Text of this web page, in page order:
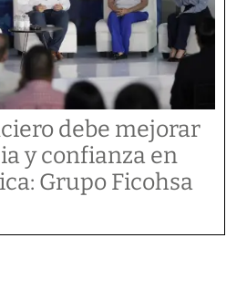
debe mejorar
y confianza en
Grupo Ficohsa